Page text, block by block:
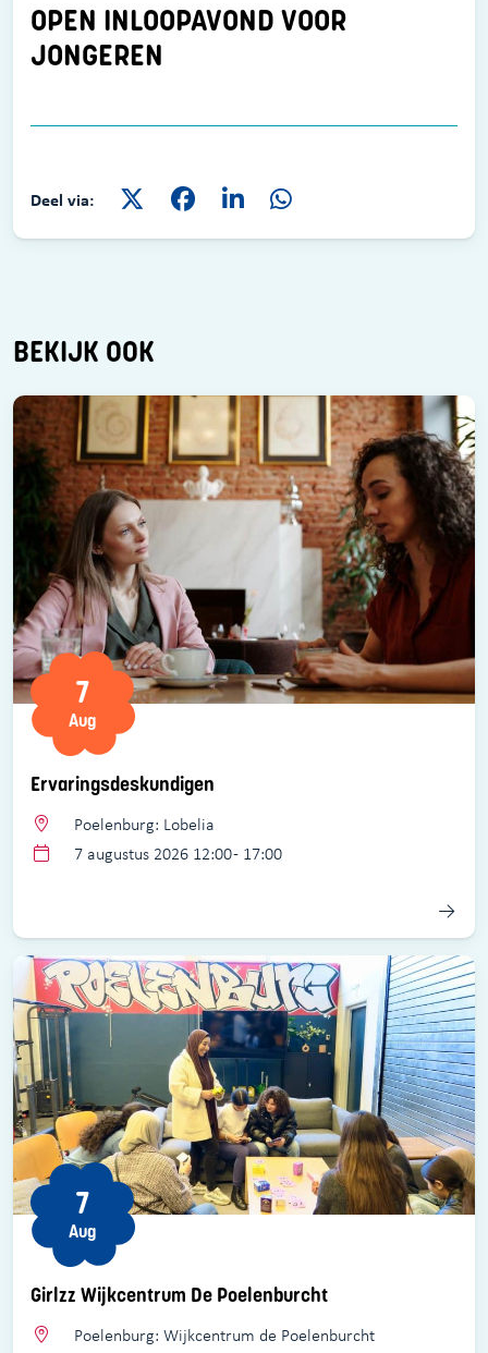
OPEN INLOOPAVOND VOOR
JONGEREN
Deel via:
BEKIJK OOK
Ervaringsdeskundigen
7
Aug
Poelenburg: Lobelia
7 augustus 2026 12:00 - 17:00
Girlzz Wijkcentrum De Poelenburcht
7
Aug
Poelenburg: Wijkcentrum de Poelenburcht